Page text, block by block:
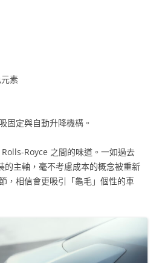
素
固定與自動升降機構。
Royce 之間的味道。一如過去
的主軸，毫不考慮成本的概念被重新
，相信會更吸引「龜毛」個性的車